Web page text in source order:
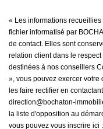
« Les informations
fichier informatisé par
de contact. Elles sont
relation client dans le
destinées à nos conseillers
», vous pouvez exercer
les faire rectifier en
direction@bochaton-
la liste d'opposition au
vous pouvez vous inscrire ici :